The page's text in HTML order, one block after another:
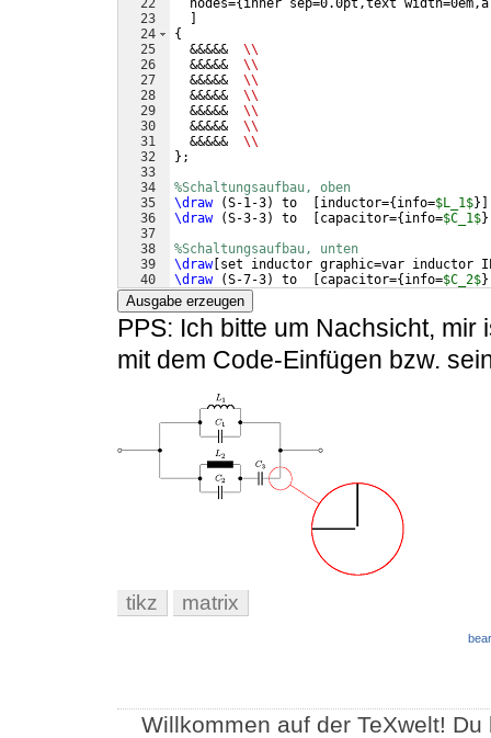
23
24
25
26
27
28
29
30
31
32
33
34
35
36
37
38
39
40
41
]
{
  &&&&&
\\
  &&&&&
\\
  &&&&&
\\
  &&&&&
\\
  &&&&&
\\
  &&&&&
\\
  &&&&&
\\
} ;
%Schaltungsaufbau, oben
\draw
(S-1-3) to [inductor={info=$L_1$}]
\draw
(S-3-3) to [capacitor={info=$C_1$
%Schaltungsaufbau, unten
\draw[set inductor graphic=var inductor
\draw
(S-7-3) to [capacitor={info=$C_2$
\draw (S-6-4
Ausgabe erzeugen
PPS: Ich bitte um Nachsicht,
mit dem Code-Einfügen bzw.
tikz matrix
Willkommen auf der TeXwelt!